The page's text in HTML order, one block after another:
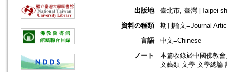
出版地
臺北市, 臺灣 [Taipei
資料の種類
期刊論文=Journal
言語
中文=Chinese
ノート
本篇收錄於中國佛教
文藝類-文學-文學總論-